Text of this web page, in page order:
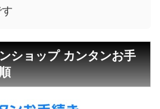
ショップ カンタンお手